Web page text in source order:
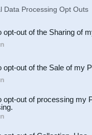
Participants
Data Processing Opt Outs
opt-out of the Sharing of
opt-out of the Sale of my
opt-out of processing my